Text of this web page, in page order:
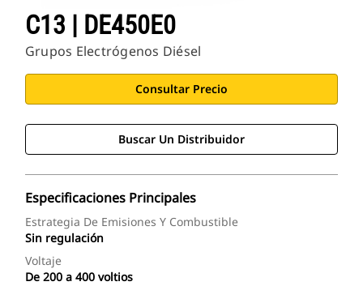
C13 | DE450E0
Grupos Electrógenos Diésel
Consultar Precio
Buscar Un Distribuidor
Especificaciones Principales
Estrategia De Emisiones Y Combustible
Sin regulación
Voltaje
De 200 a 400 voltios